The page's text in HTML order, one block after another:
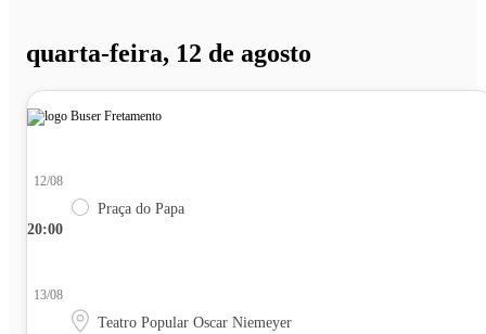
quarta-feira, 12 de agosto
20:00
12/08
Praça do Papa
13/08
Teatro Popular Oscar Niemeyer